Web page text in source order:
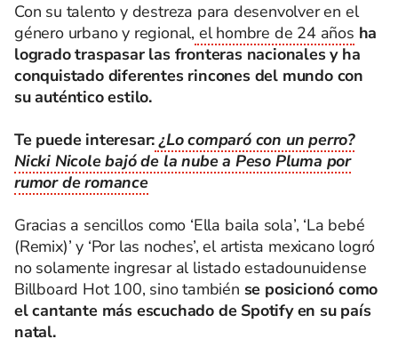
Con su talento y destreza para desenvolver en el
género urbano y regional, el hombre de 24 años ha
logrado traspasar las fronteras nacionales y ha
conquistado diferentes rincones del mundo con
su auténtico estilo.
Te puede interesar:¿Lo comparó con un perro?
Nicki Nicole bajó de la nube a Peso Pluma por
rumor de romance
Gracias a sencillos como ‘Ella baila sola’, ‘La bebé
(Remix)’ y ‘Por las noches’, el artista mexicano logró
no solamente ingresar al listado estadounuidense
Billboard Hot 100, sino también se posicionó como
el cantante más escuchado de Spotify en su país
natal.